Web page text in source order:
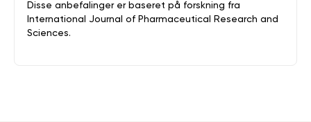
Disse anbefalinger er baseret på forskning fra
International Journal of Pharmaceutical Research and
Sciences.